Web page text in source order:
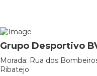
Grupo Desportivo
Morada: Rua dos
Ribatejo